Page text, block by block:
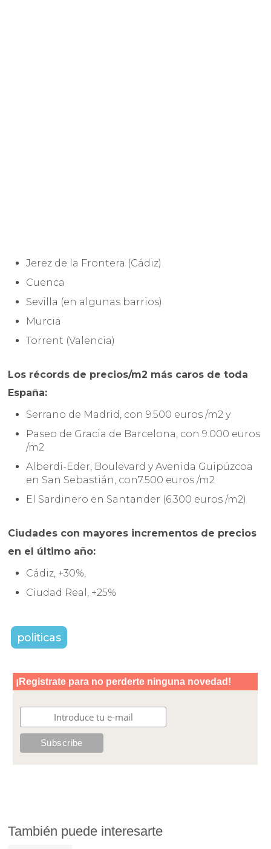
Jerez de la Frontera (Cádiz)
Cuenca
Sevilla (en algunas barrios)
Murcia
Torrent (Valencia)
Los récords de precios/m2 más caros de toda
España:
Serrano de Madrid, con 9.500 euros /m2 y
Paseo de Gracia de Barcelona, con 9.000 euros
/m2
Alberdi-Eder, Boulevard y Avenida Guipúzcoa
en San Sebastián, con7.500 euros /m2
El Sardinero en Santander (6.300 euros /m2)
Ciudades con mayores incrementos de precios
en el último año:
Cádiz, +30%,
Ciudad Real, +25%
politicas
También puede interesarte